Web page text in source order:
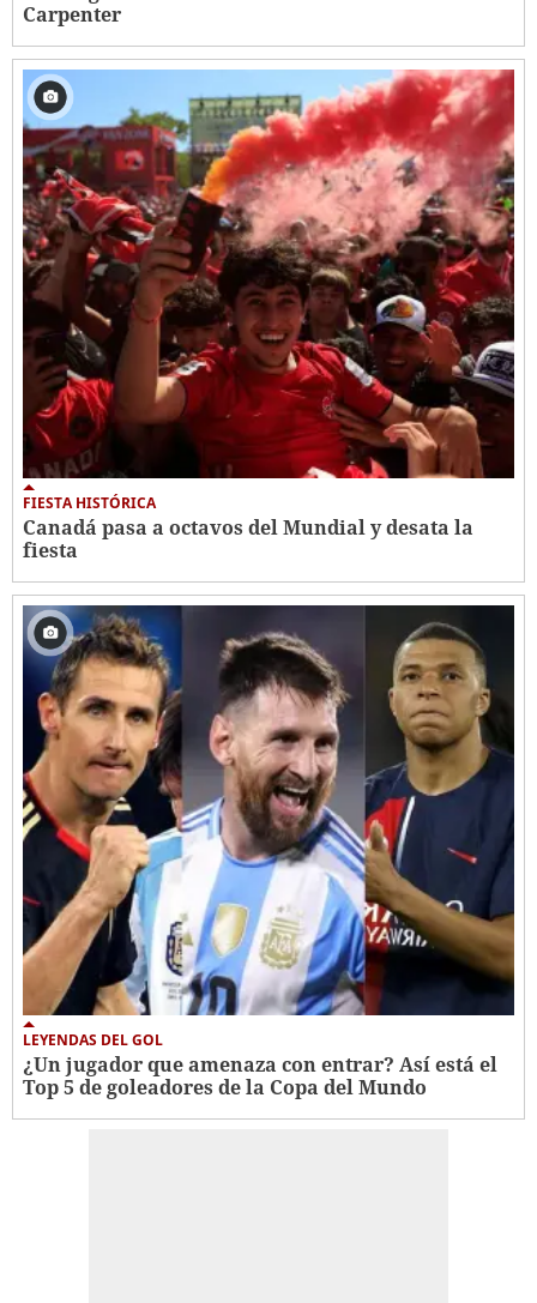
Carpenter
FIESTA HISTÓRICA
Canadá pasa a octavos del Mundial y desata la
fiesta
LEYENDAS DEL GOL
¿Un jugador que amenaza con entrar? Así está el
Top 5 de goleadores de la Copa del Mundo